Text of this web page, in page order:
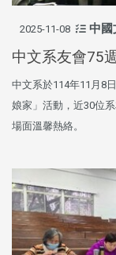
2025-11-08 中國
中文系友會75
中文系於114年11月8
娘家」活動，近30位
場面溫馨熱絡。